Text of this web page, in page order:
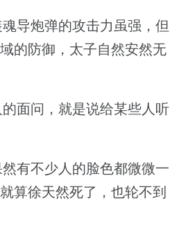
导炮弹的攻击力虽强，但
的防御，太子自然安然无
面问，就是说给某些人听
有不少人的脸色都微微一
算徐天然死了，也轮不到